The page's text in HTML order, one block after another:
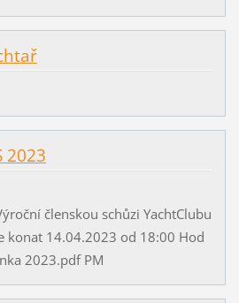
2023
členskou schůzi YachtClubu
konat 14.04.2023 od 18:00 Hod
2023.pdf PM